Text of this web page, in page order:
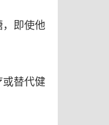
即使他
替代健